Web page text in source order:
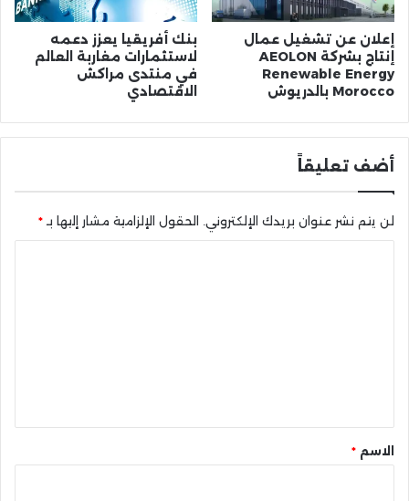
إعلان عن تشغيل عمال
إنتاج بشركة AEOLON
Renewable Energy
Morocco بالدريوش
بنك أفريقيا يعزز دعمه
لاستثمارات مغاربة العالم
في منتدى مراكش
الاقتصادي
أضف تعليقاً
لن يتم نشر عنوان بريدك الإلكتروني. الحقول الإلزامية مشار إليها بـ*
* الاسم *